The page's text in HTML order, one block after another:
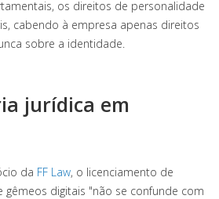
os direitos de personalidade
cabendo à empresa apenas direitos
sobre a identidade.
jurídica em
da FF Law, o licenciamento de
gêmeos digitais "não se confunde com